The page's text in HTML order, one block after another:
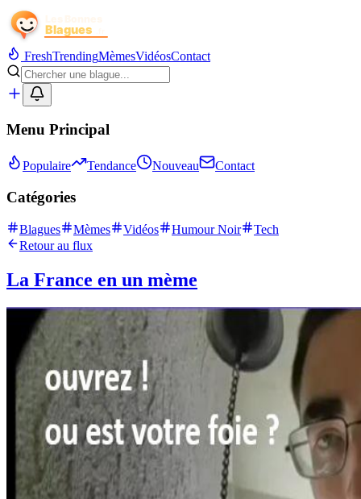
FreshTrendingMèmesVidéosContact
Menu Principal
Populaire Tendance Nouveau Contact
Catégories
Blagues Mèmes Vidéos Humour Noir
Tech
Retour au flux
La France en un mème